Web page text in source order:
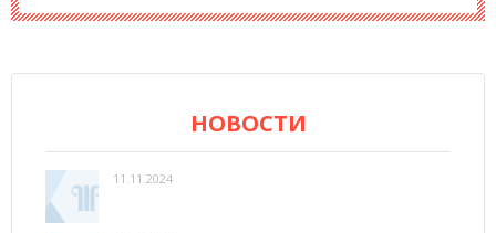
НОВОСТИ
11.11.2024